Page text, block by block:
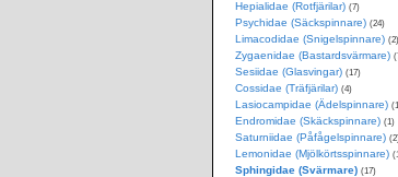
Hepialidae (Rotfjärilar) (7)
Psychidae (Säckspinnare) (24)
Limacodidae (Snigelspinnare) (2)
Zygaenidae (Bastardsvärmare)
Sesiidae (Glasvingar) (17)
Cossidae (Träfjärilar) (4)
Lasiocampidae (Ädelspinnare)
Endromidae (Skäckspinnare) (1)
Saturniidae (Påfågelspinnare)
Lemonidae (Mjölkörtsspinnare)
Sphingidae (Svärmare) (17)